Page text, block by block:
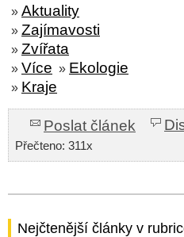
» Aktuality
» Zajímavosti
» Zvířata
» Více » Ekologie
» Kraje
Poslat článek
Přečteno: 311x
Nejčtenější články v